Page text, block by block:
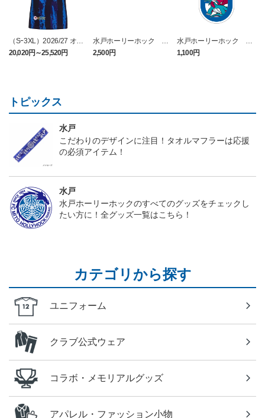
（Sｰ3XL）2026/27 オー
センティックユニフォー
ム FP 1st
20,020円～25,520円
水戸ホーリーホック ボ
ーマンダ タオルマフラー
2,500円
水戸ホーリーホック ボ
ーマンダ キーホルダー
1,100円
トピックス
水戸
こだわりのデザインに注目！タオルマフラーは応援
の必須アイテム！
水戸
水戸ホーリーホックのすべてのグッズをチェックし
たい方に！全グッズ一覧はこちら！
カテゴリから探す
ユニフォーム
クラブ公式ウェア
コラボ・メモリアルグッズ
アパレル・ファッション小物